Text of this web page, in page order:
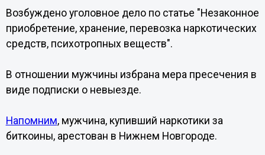
Возбуждено уголовное дело по статье "Незаконное
приобретение, хранение, перевозка наркотических
средств, психотропных веществ".
В отношении мужчины избрана мера пресечения в
виде подписки о невыезде.
Напомним, мужчина, купивший наркотики за
биткоины, арестован в Нижнем Новгороде.